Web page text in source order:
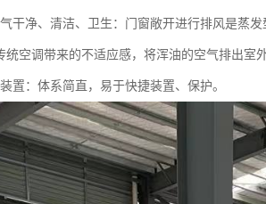
干净、清洁、卫生：门窗敞开进行排风是蒸
统空调带来的不适应感，将浑油的空气排出室外
置：体系简直，易于快捷装置、保护。